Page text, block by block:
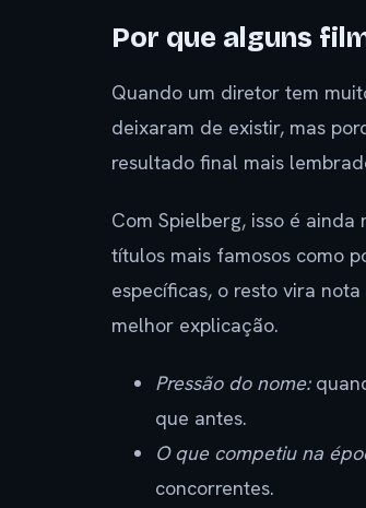
Por que alguns
Quando um diretor tem
deixaram de existir, mas
resultado final mais
Com Spielberg, isso é
títulos mais famosos como
específicas, o resto vira
melhor explicação.
Pressão do nome:
que antes.
O que competiu na
concorrentes.